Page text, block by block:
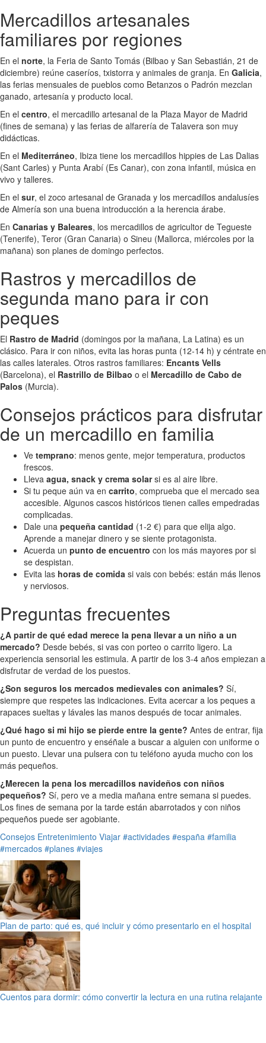
Mercadillos artesanales
familiares por regiones
En el norte, la Feria de Santo Tomás (Bilbao y San Sebastián, 21 de
diciembre) reúne caseríos, txistorra y animales de granja. En Galicia,
las ferias mensuales de pueblos como Betanzos o Padrón mezclan
ganado, artesanía y producto local.
En el centro, el mercadillo artesanal de la Plaza Mayor de Madrid
(fines de semana) y las ferias de alfarería de Talavera son muy
didácticas.
En el Mediterráneo, Ibiza tiene los mercadillos hippies de Las Dalias
(Sant Carles) y Punta Arabí (Es Canar), con zona infantil, música en
vivo y talleres.
En el sur, el zoco artesanal de Granada y los mercadillos andalusíes
de Almería son una buena introducción a la herencia árabe.
En Canarias y Baleares, los mercadillos de agricultor de Tegueste
(Tenerife), Teror (Gran Canaria) o Sineu (Mallorca, miércoles por la
mañana) son planes de domingo perfectos.
Rastros y mercadillos de
segunda mano para ir con
peques
El Rastro de Madrid (domingos por la mañana, La Latina) es un
clásico. Para ir con niños, evita las horas punta (12-14 h) y céntrate en
las calles laterales. Otros rastros familiares: Encants Vells
(Barcelona), el Rastrillo de Bilbao o el Mercadillo de Cabo de
Palos (Murcia).
Consejos prácticos para disfrutar
de un mercadillo en familia
Ve temprano: menos gente, mejor temperatura, productos
frescos.
Lleva agua, snack y crema solarsi es al aire libre.
Si tu peque aún va en carrito, comprueba que el mercado sea
accesible. Algunos cascos históricos tienen calles empedradas
complicadas.
Dale una pequeña cantidad (1-2 €) para que elija algo.
Aprende a manejar dinero y se siente protagonista.
Acuerda un punto de encuentro con los más mayores por si
se despistan.
Evita las horas de comida si vais con bebés: están más llenos
y nerviosos.
Preguntas frecuentes
¿A partir de qué edad merece la pena llevar a un niño a un
mercado? Desde bebés, si vas con porteo o carrito ligero. La
experiencia sensorial les estimula. A partir de los 3-4 años empiezan a
disfrutar de verdad de los puestos.
¿Son seguros los mercados medievales con animales? Sí,
siempre que respetes las indicaciones. Evita acercar a los peques a
rapaces sueltas y lávales las manos después de tocar animales.
¿Qué hago si mi hijo se pierde entre la gente? Antes de entrar, fija
un punto de encuentro y enséñale a buscar a alguien con uniforme o
un puesto. Llevar una pulsera con tu teléfono ayuda mucho con los
más pequeños.
¿Merecen la pena los mercadillos navideños con niños
pequeños? Sí, pero ve a media mañana entre semana si puedes.
Los fines de semana por la tarde están abarrotados y con niños
pequeños puede ser agobiante.
Consejos Entretenimiento Viajar #actividades #españa #familia
#mercados #planes #viajes
Plan de parto: qué es, qué incluir y cómo presentarlo en el hospital
Cuentos para dormir: cómo convertir la lectura en una rutina relajante